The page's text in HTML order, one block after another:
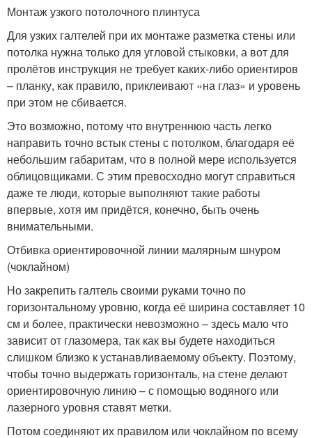
Монтаж узкого потолочного плинтуса
Для узких галтелей при их монтаже разметка стены или
потолка нужна только для угловой стыковки, а вот для
пролётов инструкция не требует каких-либо ориентиров
– планку, как правило, приклеивают «на глаз» и уровень
при этом не сбивается.
Это возможно, потому что внутреннюю часть легко
направить точно встык стены с потолком, благодаря её
небольшим габаритам, что в полной мере используется
облицовщиками. С этим превосходно могут справиться
даже те люди, которые выполняют такие работы
впервые, хотя им придётся, конечно, быть очень
внимательными.
Отбивка ориентировочной линии малярным шнуром
(чоклайном)
Но закрепить галтель своими руками точно по
горизонтальному уровню, когда её ширина составляет 10
см и более, практически невозможно – здесь мало что
зависит от глазомера, так как вы будете находиться
слишком близко к устанавливаемому объекту. Поэтому,
чтобы точно выдержать горизонталь, на стене делают
ориентировочную линию – с помощью водяного или
лазерного уровня ставят метки.
Потом соединяют их правилом или чоклайном по всему